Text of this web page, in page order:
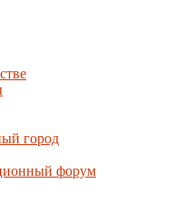
город
форум